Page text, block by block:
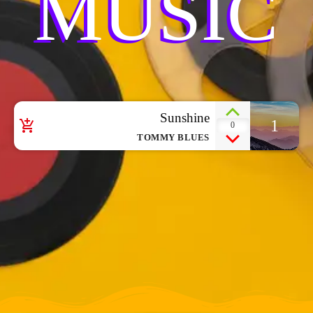
1
0
Sunshine
TOMMY BLUES
add_shopping_cart